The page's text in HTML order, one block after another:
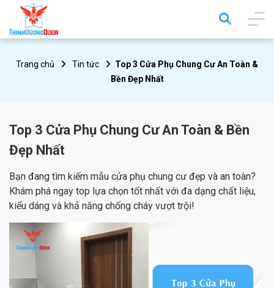
Trang chủ Tin tức
Top 3 Cửa Phụ Chung Cư An Toàn &
Bền Đẹp Nhất
Top 3 Cửa Phụ Chung Cư An Toàn & Bền
Đẹp Nhất
Bạn đang tìm kiếm mẫu cửa phụ chung cư đẹp và an toàn?
Khám phá ngay top lựa chọn tốt nhất với đa dạng chất liệu,
kiểu dáng và khả năng chống cháy vượt trội!